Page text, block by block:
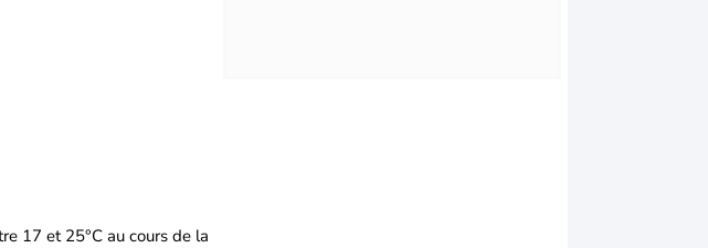
17 et 25°C au cours de la